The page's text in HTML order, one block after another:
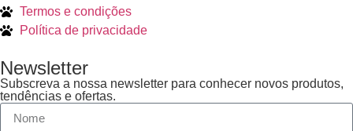
Termos e condições
Política de privacidade
Newsletter
Subscreva a nossa newsletter para conhecer novos produtos,
tendências e ofertas.